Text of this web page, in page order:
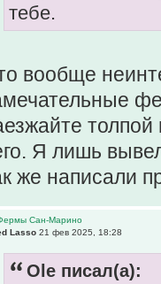
тебе.
вообще
толпой
Я лишь
же написали
Сан-Марино
Lasso 21 фев 2025, 18:28
Ole писал(а):